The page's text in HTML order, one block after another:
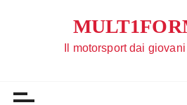
Il motorsport dai